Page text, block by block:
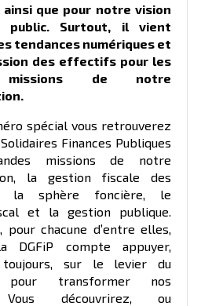
ainsi que pour notre vision
public. Surtout, il vient
tendances numériques et
des effectifs pour les
missions de notre
spécial vous retrouverez
Finances Publiques
missions de notre
la gestion fiscale des
la sphère foncière, le
et la gestion publique.
pour chacune d’entre elles,
DGFiP compte appuyer,
sur le levier du
pour transformer nos
Vous découvrirez, ou